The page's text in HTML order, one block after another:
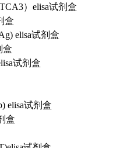
）elisa试剂盒
盒
elisa试剂盒
盒
试剂盒
elisa试剂盒
盒